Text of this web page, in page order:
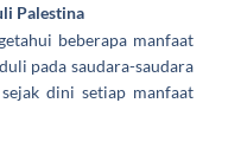
Palestina
beberapa manfaat
pada saudara-saudara
dini setiap manfaat